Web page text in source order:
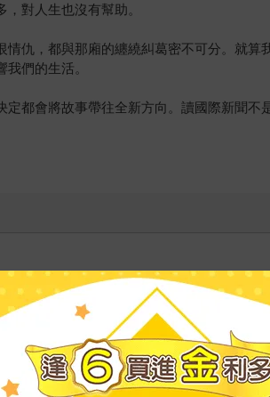
對人生也沒有幫助。
仇，都與那廂的纏繞糾葛密不可分。就
們的生活。
都會將故事帶往全新方向。讀國際新聞
人。總能把國際新聞講得既有趣又鑑往
界各個國家，旨在將國際新聞推廣至家庭